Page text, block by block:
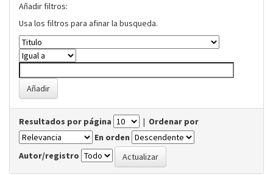
Añadir filtros:
Usa los filtros para afinar la busqueda.
Resultados por página | Ordenar por
En orden
Autor/registro